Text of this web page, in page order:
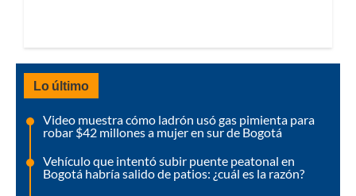
Lo último
Video muestra cómo ladrón usó gas pimienta para
robar $42 millones a mujer en sur de Bogotá
Vehículo que intentó subir puente peatonal en
Bogotá habría salido de patios: ¿cuál es la razón?